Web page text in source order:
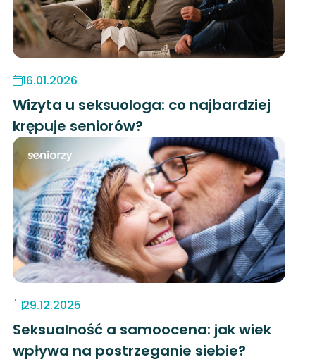
16.01.2026
Wizyta u seksuologa: co najbardziej
krępuje seniorów?
29.12.2025
Seksualność a samoocena: jak wiek
wpływa na postrzeganie siebie?